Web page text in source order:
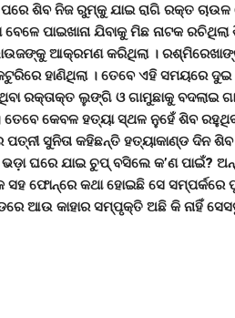
ଶିବ ନିଜ ରୁମ୍କୁ ଯାଇ ରାଗି ରକ୍ତ
ପାଇଖାନା ଯିବାକୁ ମିଛ ନାଟକ
ଆକ୍ରମଣ କରିଥିଲା ।
ହାଣିଥିଲା । ତେବେ ଏହି ସମୟରେ ଦୁଇ
ରକ୍ତାକ୍ତ ଲୁଙ୍ଗି ଓ ଗାମୁଛାକୁ ବଦଲାଇ
କେବଳ ହତ୍ୟା ସ୍ଥଳ ନୁହେଁ ଶିବ
ସୁନିତା କହିଛନ୍ତି ହତ୍ୟାକାଣ୍ଡ ଦିନ
ଭଡ଼ା ଘରେ ଯାଇ ଚୁପ୍ ବସିଲେ କ’ଣ
ସହ ଫୋନ୍ରେ କଥା ହୋଇଛି ସେ
ଆଉ କାହାର ସମ୍ପୃକ୍ତି ଅଛି କି ନାହିଁ